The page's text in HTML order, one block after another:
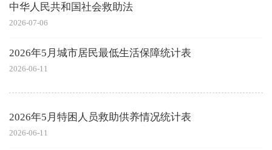
中华人民共和国社会救助法
2026-07-06
2026年5月城市居民最低生活保障统计表
2026-06-11
2026年5月特困人员救助供养情况统计表
2026-06-11